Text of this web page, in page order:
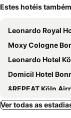
Estes hotéis
Leonardo Royal Hotel
Moxy Cologne
Leonardo Hotel Köln
Domicil Hotel
&REPEAT Köln
Hotel Belmont
Ver todas as